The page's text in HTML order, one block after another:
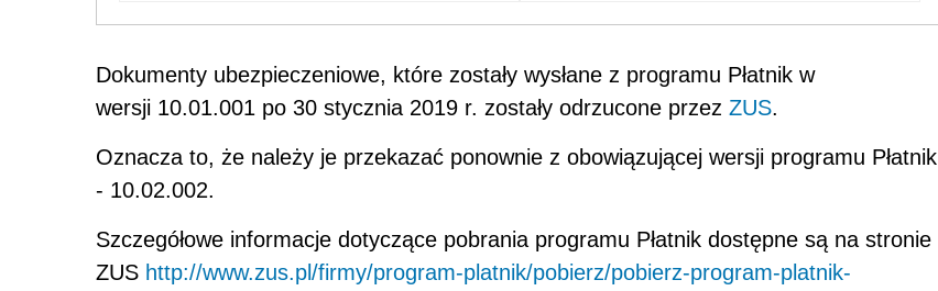
Dokumenty ubezpieczeniowe, które zostały wysłane z programu Płatnik w
wersji 10.01.001 po 30 stycznia 2019 r. zostały odrzucone przez ZUS.
Oznacza to, że należy je przekazać ponownie z obowiązującej wersji programu Płatnik
- 10.02.002.
Szczegółowe informacje dotyczące pobrania programu Płatnik dostępne są na stronie
ZUS http://www.zus.pl/firmy/program-platnik/pobierz/pobierz-program-platnik-